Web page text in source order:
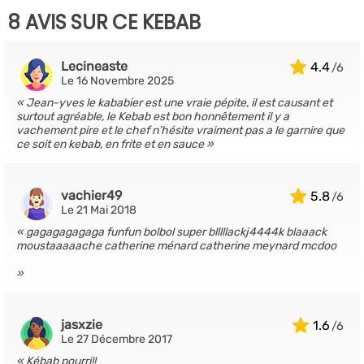
8 AVIS SUR CE KEBAB
4.4
Lecineaste
Le 16 Novembre 2025
Jean-yves le kababier est une vraie pépite, il est causant et
surtout agréable, le Kebab est bon honnêtement il y a
vachement pire et le chef n’hésite vraiment pas a le garnire que
ce soit en kebab, en frite et en sauce
5.8
vachier49
Le 21 Mai 2018
gagagagagaga funfun bolbol super blllllackj4444k blaaack
moustaaaaache catherine ménard catherine meynard mcdoo
1.6
jasxzie
Le 27 Décembre 2017
Kébab pourri!!